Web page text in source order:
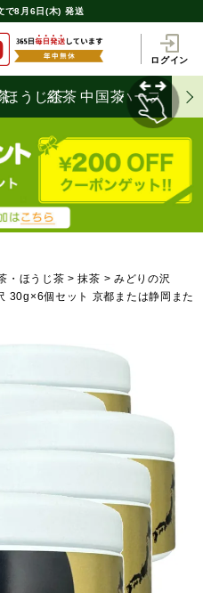
で8月6日(木) 発送
ログイン
ほうじ茶
紅茶 中国茶ハーブティ
・ほうじ茶 抹茶
みどりの沢
30g×6個セット 京都または静岡また